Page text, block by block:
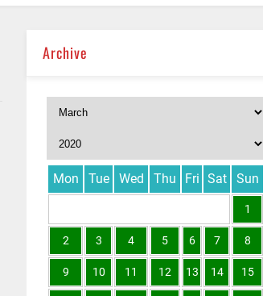
Archive
Mon Tue Wed Thu Fri Sat Sun
1
2 3 4 5 6 7 8
9 10 11 12 13 14 15